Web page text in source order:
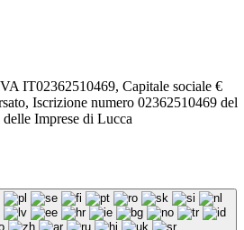
IT02362510469, Capitale sociale €
Iscrizione numero 02362510469 del
delle Imprese di Lucca